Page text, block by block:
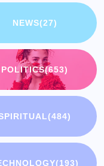
NEWS(27)
POLITICS(653)
(484)
(193)